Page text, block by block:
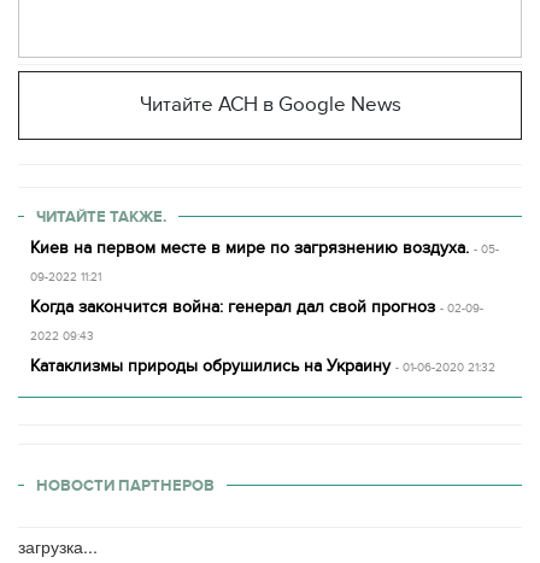
Читайте АСН в Google News
ЧИТАЙТЕ ТАКЖЕ.
Киев на первом месте в мире по загрязнению воздуха. - 05-
09-2022 11:21
Когда закончится война: генерал дал свой прогноз - 02-09-
2022 09:43
Катаклизмы природы обрушились на Украину - 01-06-2020 21:32
НОВОСТИ ПАРТНЕРОВ
загрузка...